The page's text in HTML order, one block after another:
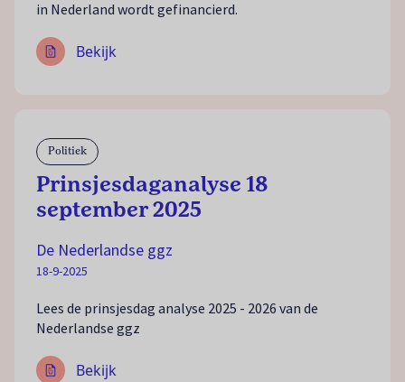
in Nederland wordt gefinancierd.
Bekijk
Prinsjesdaganalyse 18
september 2025
Politiek
De Nederlandse ggz
18-9-2025
Lees de prinsjesdag analyse 2025 - 2026 van de
Nederlandse ggz
Bekijk